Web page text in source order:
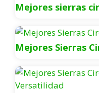
Mejores sierras
Mejores Sierras